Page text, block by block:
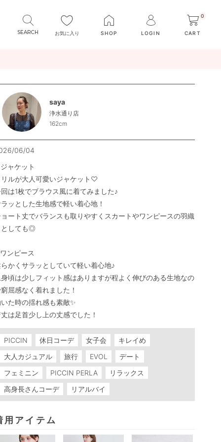
お気に入り SHOP LOGIN
0
CART
saya
浄水通り店
162cm
06/04
ャケット
ルが大人可愛いジャケット♡
は1枚でブラウス風に着てみました♪
ッとした生地感で軽い着心地！
ート丈でバランスも取りやすくスカートやワンピースの羽織
としても◎
ンピース
かくサラッとしていて軽い着心地♪
頃は少しフィット感はありますが程よく伸びのある生地なの
屈感なく着れました！
た時の揺れ感も素敵✨
PICCIN 休日コーデ 女子会
キレイめ
大人カジュアル
旅行 EVOL
デート
フェミニン
PICCIN PERLA
リラックス
高身長さんコーデ
リアルバイ
用アイテム